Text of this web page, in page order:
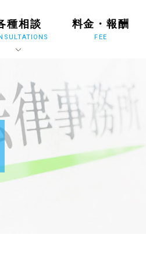
種相談 料金・報酬
FEE